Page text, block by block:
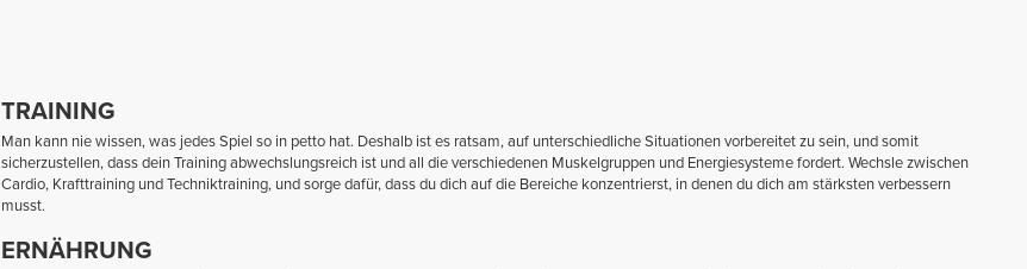
TRAINING
Man kann nie wissen, was jedes Spiel so in petto hat. Deshalb ist es ratsam, auf unterschiedliche Situationen vorbereitet zu sein, und somit
sicherzustellen, dass dein Training abwechslungsreich ist und all die verschiedenen Muskelgruppen und Energiesysteme fordert. Wechsle zwischen
Cardio, Krafttraining und Techniktraining, und sorge dafür, dass du dich auf die Bereiche konzentrierst, in denen du dich am stärksten verbessern
musst.
ERNÄHRUNG